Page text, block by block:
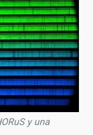
y una